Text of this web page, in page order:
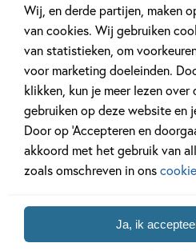
Wij, en derde partijen, maken
van cookies. Wij gebruiken
van statistieken, om
voor marketing doeleinden.
klikken, kun je meer lezen
gebruiken op deze website en
Door op ‘Accepteren en
akkoord met het gebruik van
zoals omschreven in ons
Ja, ik
Illustratie.
boek kwam
een jaar
diploma...
Lees meer